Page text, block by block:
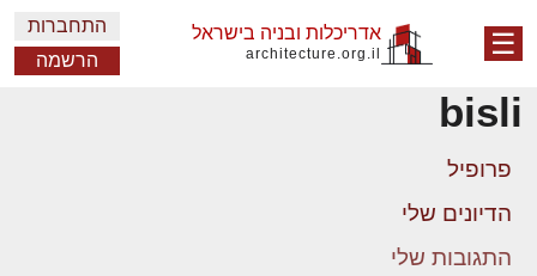
☰ אדריכלות ובניה בישראל
architecture.org.il
התחברות
הרשמה
bisli
פרופיל
הדיונים שלי
התגובות שלי